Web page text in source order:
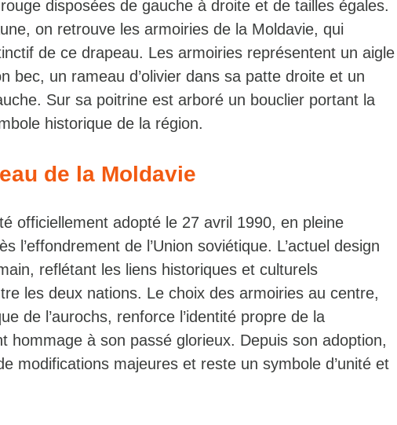
disposées de gauche à droite et de tailles égales.
on retrouve les armoiries de la Moldavie, qui
de ce drapeau. Les armoiries représentent un aigle
bec, un rameau d’olivier dans sa patte droite et un
Sur sa poitrine est arboré un bouclier portant la
historique de la région.
de la Moldavie
officiellement adopté le 27 avril 1990, en pleine
l’effondrement de l’Union soviétique. L’actuel design
reflétant les liens historiques et culturels
les deux nations. Le choix des armoiries au centre,
de l’aurochs, renforce l’identité propre de la
hommage à son passé glorieux. Depuis son adoption,
modifications majeures et reste un symbole d’unité et